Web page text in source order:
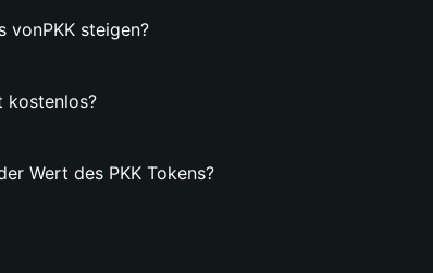
vonPKK steigen?
kostenlos?
Wert des PKK Tokens?